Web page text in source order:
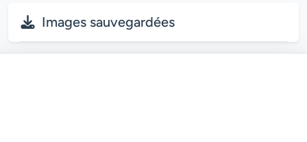
Images sauvegardées